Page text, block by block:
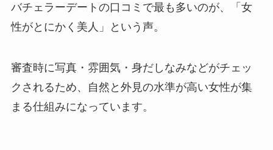
バチェラーデートの口コミで最も多いのが、「女
性がとにかく美人」という声。
審査時に写真・雰囲気・身だしなみなどがチェッ
クされるため、自然と外見の水準が高い女性が集
まる仕組みになっています。